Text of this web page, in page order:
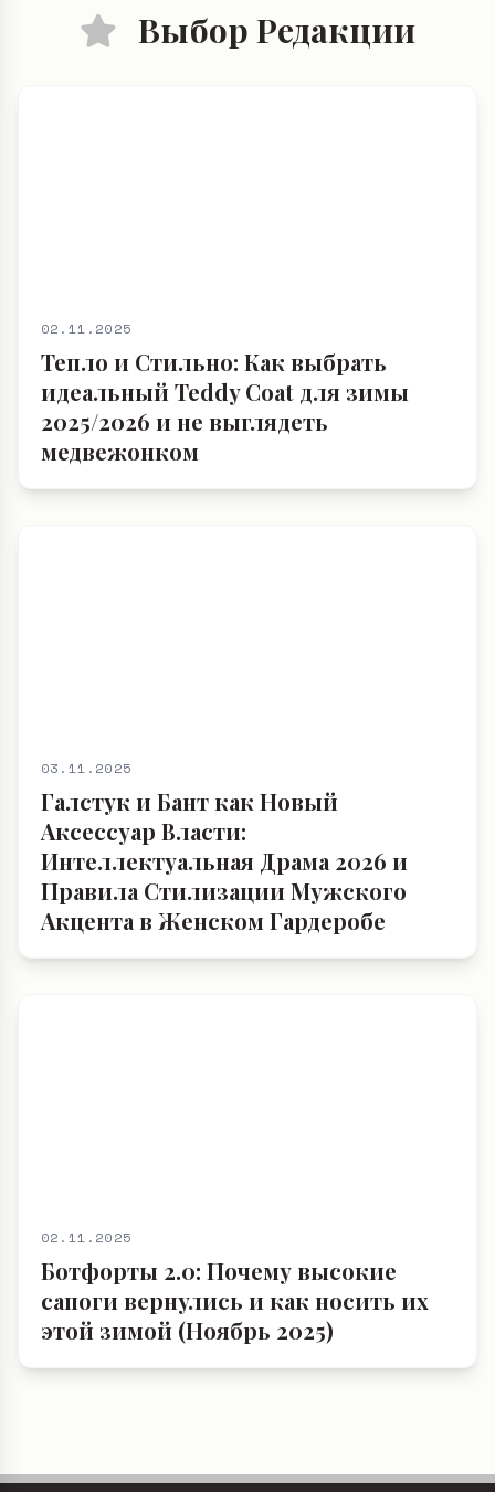
Выбор Редакции
02.11.2025
Тепло и Стильно: Как выбрать
идеальный Teddy Coat для зимы
2025/2026 и не выглядеть
медвежонком
03.11.2025
Галстук и Бант как Новый
Аксессуар Власти:
Интеллектуальная Драма 2026 и
Правила Стилизации Мужского
Акцента в Женском Гардеробе
02.11.2025
Ботфорты 2.0: Почему высокие
сапоги вернулись и как носить их
этой зимой (Ноябрь 2025)